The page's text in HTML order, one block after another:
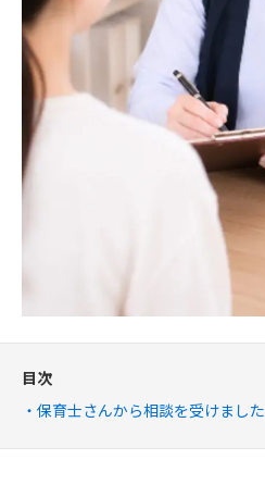
目次
保育士さんから相談を受けました